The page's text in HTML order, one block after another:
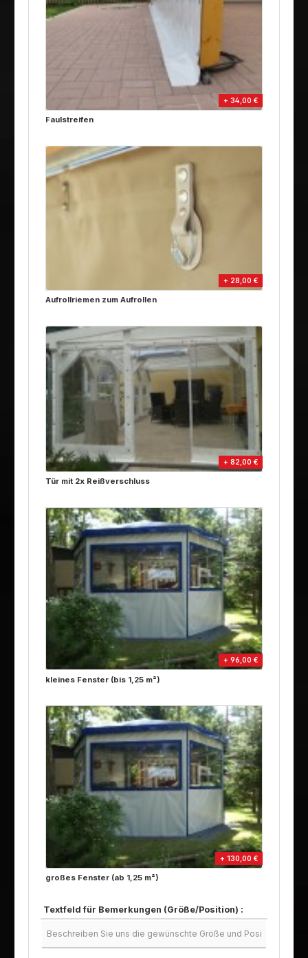
+ 34,00 €
Faulstreifen
+ 28,00 €
Aufrollriemen zum Aufrollen
+ 82,00 €
Tür mit 2x Reißverschluss
+ 96,00 €
kleines Fenster (bis 1,25 m²)
+ 130,00 €
großes Fenster (ab 1,25 m²)
Textfeld für Bemerkungen (Größe/Position) :